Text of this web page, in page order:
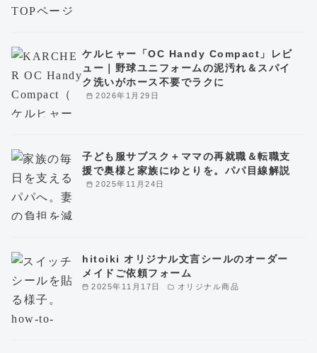
2026年1月29日
ケルヒャー「OC Handy Compact」レビ
ュー｜野球ユニフォームの泥汚れ＆スパイ
ク洗いがホース不要でラクに
2025年11月24日
子ども服サブスク＋ママの再就職＆転職支
援で奥様と家族にゆとりを。パパ目線解説
2025年11月17日 オリジナル商品
hitoiki オリジナル文言シールのオーダー
メイドご依頼フォーム